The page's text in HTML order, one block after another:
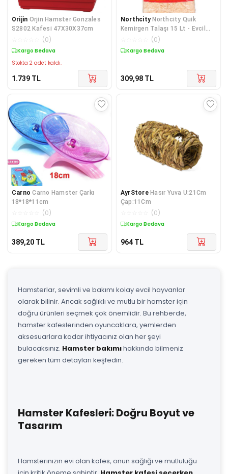
Orijin Orjin Hamster Gonzales
S2802 Kafesi 47X30X37cm
(0)
Kargo Bedava
Stokta 2 adet kaldı.
1.739 TL
Northcity Northcity Quik
Kemirgen Talaşı 15 Lt - Evcil
Hayvanlar İçin Koku Kontrolü ve
(0)
Kargo Bedava
309,98 TL
Carno Carno Hamster Çarkı
18*18*11cm
(0)
Kargo Bedava
389,20 TL
AyrStore Hasır Yuva U:21Cm
Çap:11Cm
(0)
Kargo Bedava
964 TL
Hamsterlar, sevimli ve bakımı kolay evcil hayvanlar
olarak bilinir. Ancak sağlıklı ve mutlu bir hamster için
doğru ürünleri seçmek çok önemlidir. Bu rehberde,
hamster kafeslerinden oyuncaklara, yemlerden
aksesuarlara kadar ihtiyacınız olan her şeyi
bulacaksınız. Hamster bakımıhakkında bilmeniz
gereken tüm detayları keşfedin.
Hamster Kafesleri: Doğru Boyut ve
Tasarım
Hamsterınızın evi olan kafes, onun sağlığı ve mutluluğu